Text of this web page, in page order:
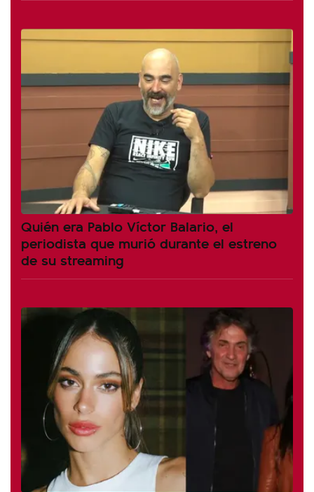
Quién era Pablo Víctor Balario, el
periodista que murió durante el estreno
de su streaming